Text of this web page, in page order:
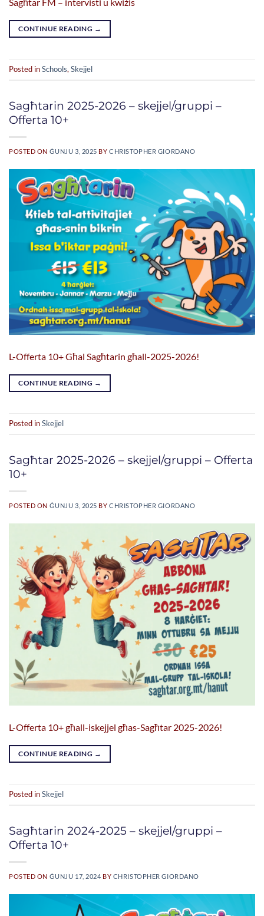
CONTINUE READING →
Posted inSchools,Skejjel
Sagħtarin 2025-2026 – skejjel/gruppi –
Offerta 10+
POSTED ON ĠUNJU 3, 2025 BYCHRISTOPHER GIORDANO
L-Offerta 10+ Għal Sagħtarin għall-2025-2026!
CONTINUE READING →
Posted inSkejjel
Sagħtar 2025-2026 – skejjel/gruppi – Offerta
10+
POSTED ON ĠUNJU 3, 2025 BYCHRISTOPHER GIORDANO
L-Offerta 10+ għall-iskejjel għas-Sagħtar 2025-2026!
CONTINUE READING →
Posted inSkejjel
Sagħtarin 2024-2025 – skejjel/gruppi –
Offerta 10+
POSTED ON ĠUNJU 17, 2024 BY CHRISTOPHER GIORDANO